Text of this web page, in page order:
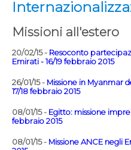
Missioni all'estero
20/02/15 - Resoconto
Emirati - 16/19 febbraio 2015
26/01/15 - Missione in Myanmar
17/18 febbraio 2015
08/01/15 - Egitto: missione
febbraio 2015
08/01/15 - Missione ANCE negli